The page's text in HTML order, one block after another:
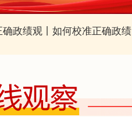
政绩观丨如何校准正确政绩